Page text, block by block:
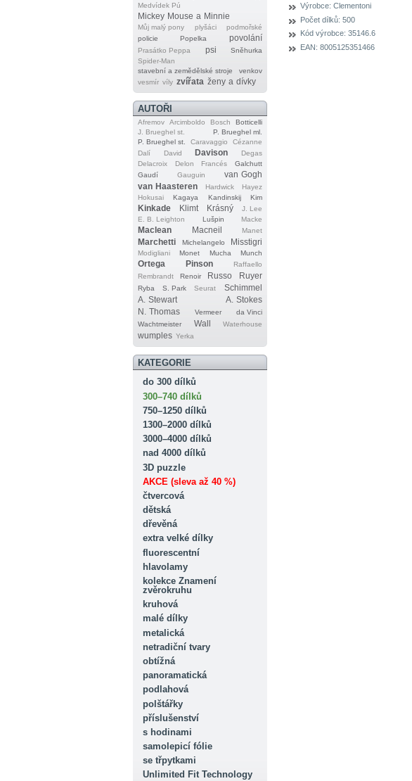
Medvídek Pú
Mickey Mouse a Minnie
Můj malý pony plyšáci
podmořské
policie
Popelka povolání
Prasátko Peppa psi
Sněhurka
Spider‐Man
stavební a zemědělské stroje
venkov
vesmír víly zvířata ženy a dívky
AUTOŘI
Afremov Arcimboldo Bosch
Botticelli
J. Brueghel st.
P. Brueghel ml.
P. Brueghel st.
Caravaggio
Cézanne
Dalí
David Davison
Degas
Delacroix
Delon Francés
Galchutt
Gaudí
Gauguin
van Gogh
van Haasteren
Hardwick
Hayez
Hokusai
Kagaya Kandinskij Kim
Kinkade Klimt Krásný
J. Lee
E. B. Leighton
Lušpin Macke
Maclean Macneil Manet
Marchetti Michelangelo Misstigri
Modigliani Monet Mucha Munch
Ortega Pinson
Raffaello
Rembrandt
Renoir Russo Ruyer
Ryba S. Park Seurat
Schimmel
A. Stewart
A. Stokes
N. Thomas
Vermeer
da Vinci
Wachtmeister
Wall Waterhouse
wumples Yerka
KATEGORIE
do 300 dílků
300–740 dílků
750–1250 dílků
1300–2000 dílků
3000–4000 dílků
nad 4000 dílků
3D puzzle
AKCE (sleva až 40 %)
čtvercová
dětská
dřevěná
extra velké dílky
fluorescentní
hlavolamy
kolekce Znamení
zvěrokruhu
kruhová
malé dílky
metalická
netradiční tvary
obtížná
panoramatická
podlahová
polštářky
příslušenství
s hodinami
samolepicí fólie
se třpytkami
Unlimited Fit Technology
Výrobce: Clementoni
Počet dílků: 500
Kód výrobce: 35146.6
EAN: 8005125351466